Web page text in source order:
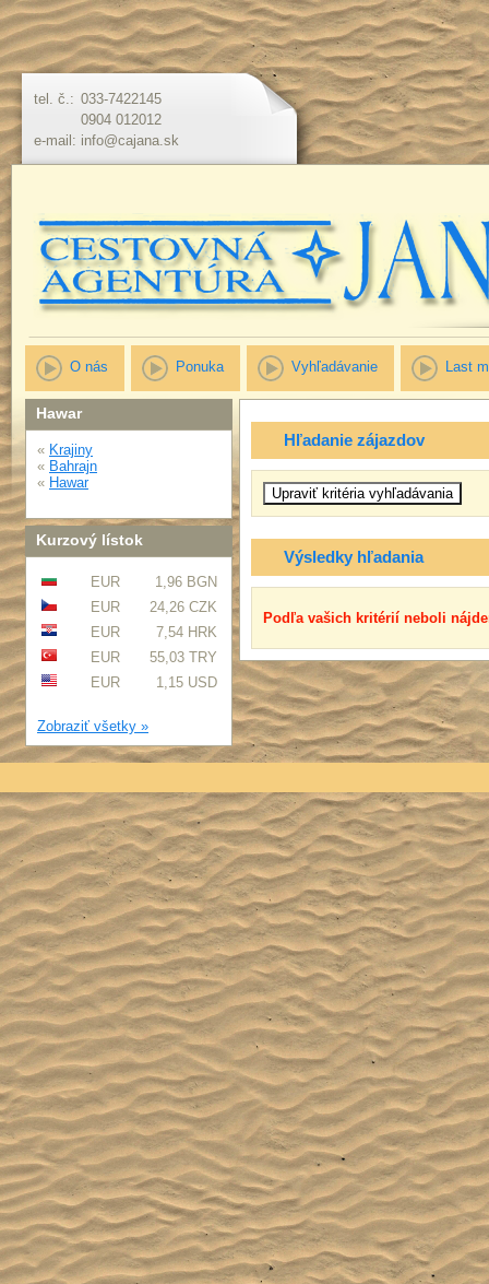
tel. č.: 033-7422145
0904 012012
e-mail: info@cajana.sk
O nás Ponuka Vyhľadávanie Last
Hawar
« Krajiny
« Bahrajn
« Hawar
Kurzový lístok
EUR
1,96 BGN
EUR
24,26 CZK
EUR
7,54 HRK
EUR
55,03 TRY
EUR
1,15 USD
Zobraziť všetky »
Hľadanie zájazdov
Výsledky hľadania
Podľa vašich kritérií neboli